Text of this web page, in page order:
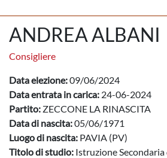
ANDREA ALBANI
Consigliere
Data elezione:09/06/2024
Data entrata in carica: 24-06-2024
Partito: ZECCONE LA RINASCITA
Data di nascita:05/06/1971
Luogo di nascita: PAVIA (PV)
Titolo di studio: Istruzione